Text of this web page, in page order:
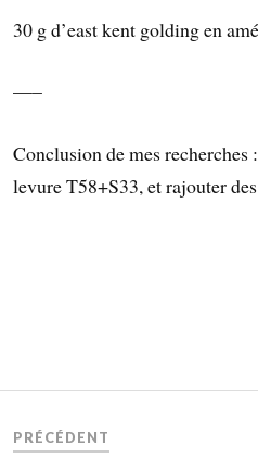
30 g d’east kent golding en
—–
Conclusion de mes
levure T58+S33, et rajouter
PRÉCÉDENT